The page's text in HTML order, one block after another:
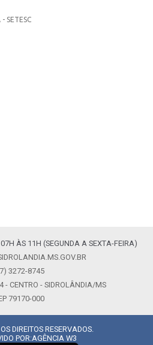
SETESC
ÀS 11H (SEGUNDA A SEXTA-FEIRA)
3272-8745
- CENTRO - SIDROLÂNDIA/MS
79170-000
DIREITOS RESERVADOS.
POR:AGÊNCIA W3